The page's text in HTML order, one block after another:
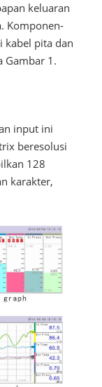
keluaran
Komponen-
kabel pita dan
Gambar 1.
input ini
beresolusi
128
karakter,